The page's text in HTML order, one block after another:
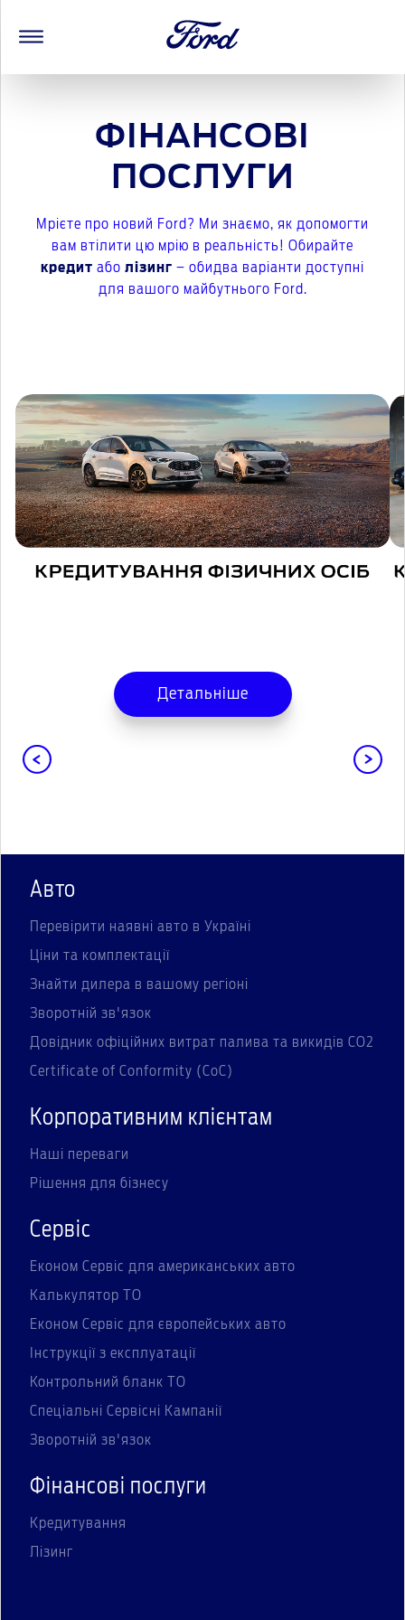
ФІНАНСОВІ
ПОСЛУГИ
Мрієте про новий Ford? Ми знаємо, як допомогти
вам втілити цю мрію в реальність! Обирайте
кредит або лізинг – обидва варіанти доступні
для вашого майбутнього Ford.
Детальніше
Авто
Перевірити наявні авто в Україні
Ціни та комплектації
Знайти дилера в вашому регіоні
Зворотній зв'язок
Довідник офіційних витрат палива та викидів СО2
Certificate of Conformity (CoC)
Корпоративним клієнтам
Наші переваги
Рішення для бізнесу
Сервіс
Економ Сервіс для американських авто
Калькулятор ТО
Економ Сервіс для європейських авто
Інструкції з експлуатації
Контрольний бланк ТО
Спеціальні Сервісні Кампанії
Зворотній зв'язок
Фінансові послуги
Кредитування
Лізинг